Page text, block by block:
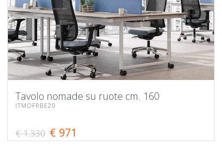
Tavolo nomade su ruote cm. 160
ITMOFRBE20
€ 1.330 € 971